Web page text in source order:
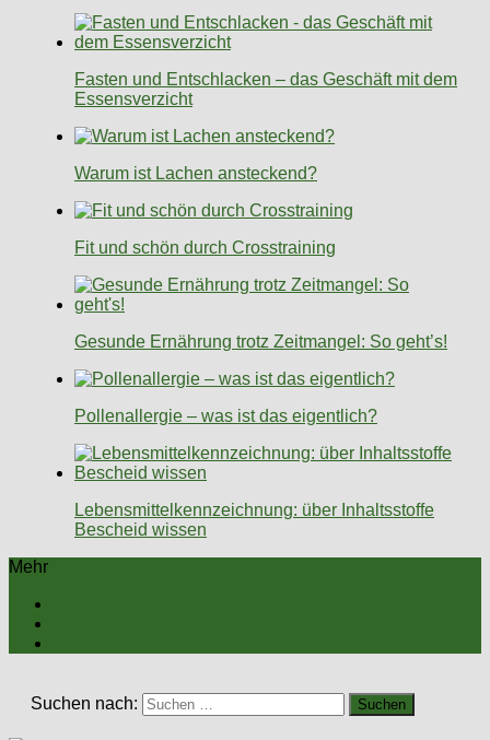
Fasten und Entschlacken – das Geschäft mit dem
Essensverzicht
Warum ist Lachen ansteckend?
Fit und schön durch Crosstraining
Gesunde Ernährung trotz Zeitmangel: So geht’s!
Pollenallergie – was ist das eigentlich?
Lebensmittelkennzeichnung: über Inhaltsstoffe
Bescheid wissen
Mehr
Suchen nach: